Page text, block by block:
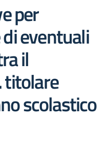
per
eventuali
il
titolare
scolastico